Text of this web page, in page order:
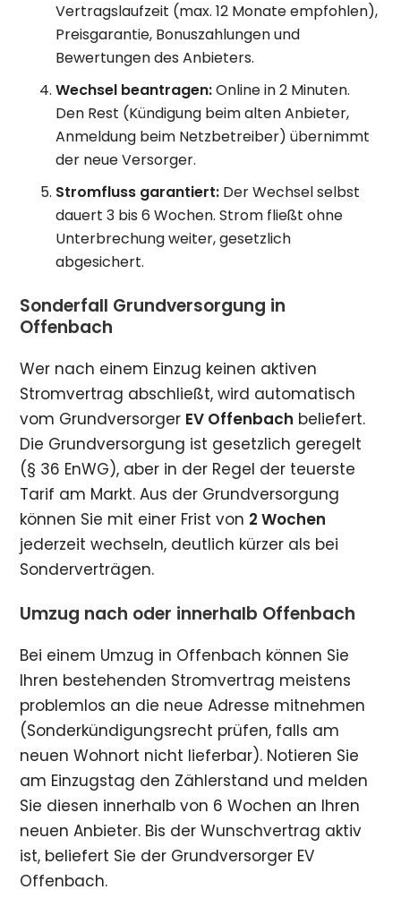
Vertragslaufzeit (max. 12 Monate empfohlen),
Preisgarantie, Bonuszahlungen und
Bewertungen des Anbieters.
Wechsel beantragen:Online in 2 Minuten.
Den Rest (Kündigung beim alten Anbieter,
Anmeldung beim Netzbetreiber) übernimmt
der neue Versorger.
Stromfluss garantiert: Der Wechsel selbst
dauert 3 bis 6 Wochen. Strom fließt ohne
Unterbrechung weiter, gesetzlich
abgesichert.
Sonderfall Grundversorgung in
Offenbach
Wer nach einem Einzug keinen aktiven
Stromvertrag abschließt, wird automatisch
vom Grundversorger EV Offenbach beliefert.
Die Grundversorgung ist gesetzlich geregelt
(§ 36 EnWG), aber in der Regel der teuerste
Tarif am Markt. Aus der Grundversorgung
können Sie mit einer Frist von 2 Wochen
jederzeit wechseln, deutlich kürzer als bei
Sonderverträgen.
Umzug nach oder innerhalb Offenbach
Bei einem Umzug in Offenbach können Sie
Ihren bestehenden Stromvertrag meistens
problemlos an die neue Adresse mitnehmen
(Sonderkündigungsrecht prüfen, falls am
neuen Wohnort nicht lieferbar). Notieren Sie
am Einzugstag den Zählerstand und melden
Sie diesen innerhalb von 6 Wochen an Ihren
neuen Anbieter. Bis der Wunschvertrag aktiv
ist, beliefert Sie der Grundversorger EV
Offenbach.